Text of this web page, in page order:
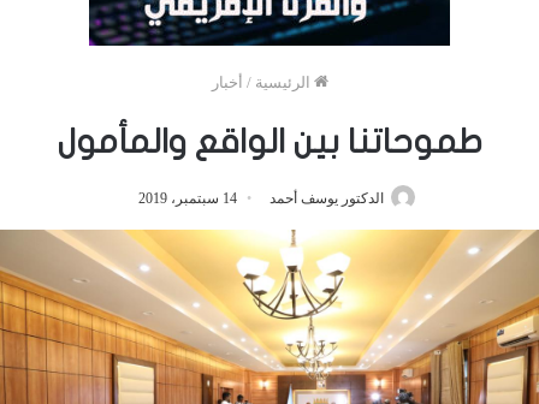
الرئيسية / أخبار
طموحاتنا بين الواقع والمأمول
الدكتور يوسف أحمد 14 سبتمبر، 2019